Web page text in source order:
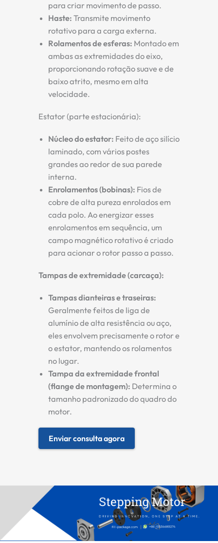
para criar movimento de passo.
Haste: Transmite movimento
rotativo para a carga externa.
Rolamentos de esferas: Montado em
ambas as extremidades do eixo,
proporcionando rotação suave e de
baixo atrito, mesmo em alta
velocidade.
Estator (parte estacionária):
Núcleo do estator: Feito de aço silício
laminado, com vários postes
grandes ao redor de sua parede
interna.
Enrolamentos (bobinas): Fios de
cobre de alta pureza enrolados em
cada polo. Ao energizar esses
enrolamentos em sequência, um
campo magnético rotativo é criado
para acionar o rotor passo a passo.
Tampas de extremidade (carcaça):
Tampas dianteiras e traseiras:
Geralmente feitos de liga de
alumínio de alta resistência ou aço,
eles envolvem precisamente o rotor e
o estator, mantendo os rolamentos
no lugar.
Tampa da extremidade frontal
(flange de montagem): Determina o
tamanho padronizado do quadro do
motor.
Enviar consulta agora